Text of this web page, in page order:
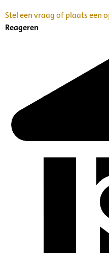
Stel een vraag of plaats een
Reageren